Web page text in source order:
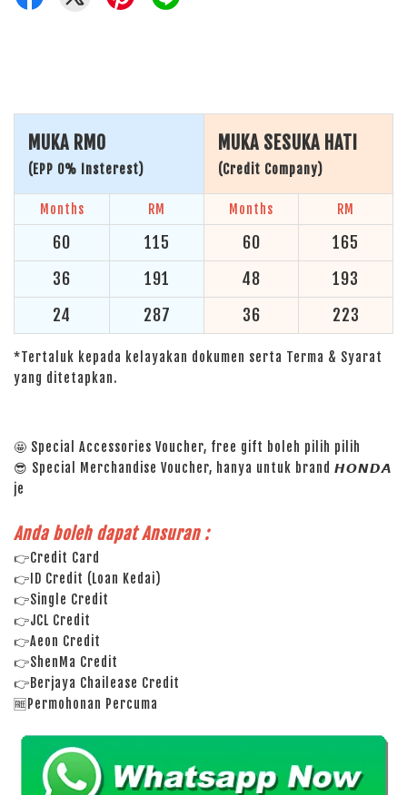
MUKA RM0
(EPP 0% Insterest)
MUKA SESUKA HATI
(Credit Company)
Months RM Months RM
60 115 60
165
36
191 48
193
24
287 36 223
*Tertaluk kepada kelayakan dokumen serta Terma & Syarat
yang ditetapkan.
🤩 Special Accessories Voucher, free gift boleh pilih pilih
😎 Special Merchandise Voucher, hanya untuk brand 𝙃𝙊𝙉𝘿𝘼
je
Anda boleh dapat Ansuran :
👉Credit Card
👉ID Credit (Loan Kedai)
👉Single Credit
👉JCL Credit
👉Aeon Credit
👉ShenMa Credit
👉Berjaya Chailease Credit
🆓Permohonan Percuma